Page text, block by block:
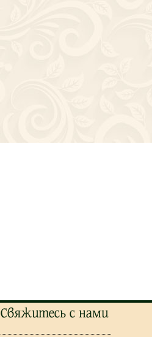
Свяжитесь с нами